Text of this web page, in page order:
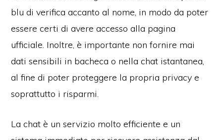
blu di verifica accanto al nome, in modo da poter
essere certi di avere accesso alla pagina
ufficiale. Inoltre, è importante non fornire mai
dati sensibili in bacheca o nella chat istantanea,
al fine di poter proteggere la propria privacy e
soprattutto i risparmi.
La chat è un servizio molto efficiente e un